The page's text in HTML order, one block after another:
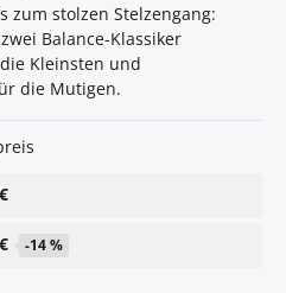
zum stolzen Stelzengang:
Balance-Klassiker
Kleinsten und
die Mutigen.
-14 %